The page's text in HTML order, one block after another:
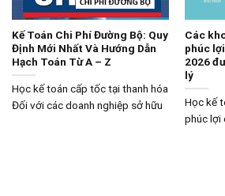
Kế Toán Chi Phí Đường Bộ: Quy
Định Mới Nhất Và Hướng Dẫn
Hạch Toán Từ A – Z
Học kế toán cấp tốc tại thanh hóa
Đối với các doanh nghiệp sở hữu
Các
phúc
2026
lý
Học kế
phúc lợi